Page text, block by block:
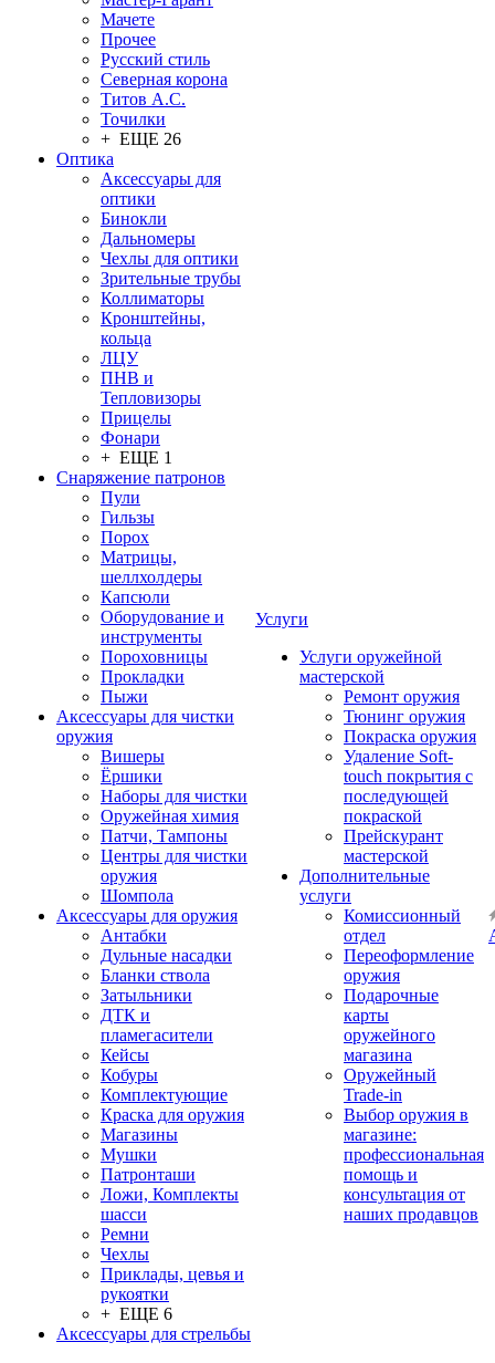
Мачете
Прочее
Русский стиль
Северная корона
Титов А.С.
Точилки
+ ЕЩЕ 26
Оптика
Аксессуары для
оптики
Бинокли
Дальномеры
Чехлы для оптики
Зрительные трубы
Коллиматоры
Кронштейны,
кольца
ЛЦУ
ПНВ и
Тепловизоры
Прицелы
Фонари
+ ЕЩЕ 1
Снаряжение патронов
Пули
Гильзы
Порох
Матрицы,
шеллхолдеры
Капсюли
Оборудование и
инструменты
Пороховницы
Прокладки
Пыжи
Аксессуары для чистки
оружия
Вишеры
Ёршики
Наборы для чистки
Оружейная химия
Патчи, Тампоны
Центры для чистки
оружия
Шомпола
Аксессуары для оружия
Антабки
Дульные насадки
Бланки ствола
Затыльники
ДТК и
пламегасители
Кейсы
Кобуры
Комплектующие
Краска для оружия
Магазины
Мушки
Патронташи
Ложи, Комплекты
шасси
Ремни
Чехлы
Приклады, цевья и
рукоятки
+ ЕЩЕ 6
Аксессуары для стрельбы
Услуги
Услуги оружейной
мастерской
Ремонт оружия
Тюнинг оружия
Покраска оружия
Удаление Soft-
touch покрытия с
последующей
покраской
Прейскурант
мастерской
Дополнительные
услуги
Комиссионный
отдел
Переоформление
оружия
Подарочные
карты
оружейного
магазина
Оружейный
Trade-in
Выбор оружия в
магазине:
профессиональная
помощь и
консультация от
наших продавцов